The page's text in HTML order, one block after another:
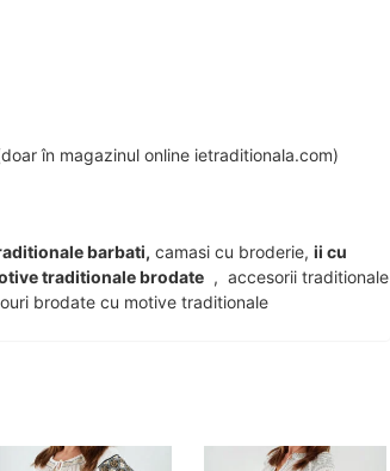
în magazinul online ietraditionala.com)
barbati, camasi cu broderie, ii cu
traditionale brodate , accesorii traditionale
brodate cu motive traditionale